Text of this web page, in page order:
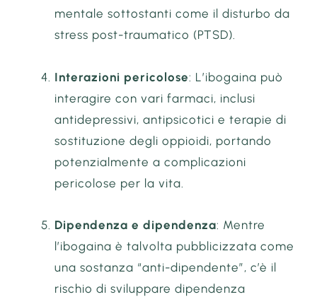
mentale sottostanti come il disturbo da
stress post-traumatico (PTSD).
Interazioni pericolose: L’ibogaina può
interagire con vari farmaci, inclusi
antidepressivi, antipsicotici e terapie di
sostituzione degli oppioidi, portando
potenzialmente a complicazioni
pericolose per la vita.
Dipendenza e dipendenza: Mentre
l’ibogaina è talvolta pubblicizzata come
una sostanza “anti-dipendente”, c’è il
rischio di sviluppare dipendenza